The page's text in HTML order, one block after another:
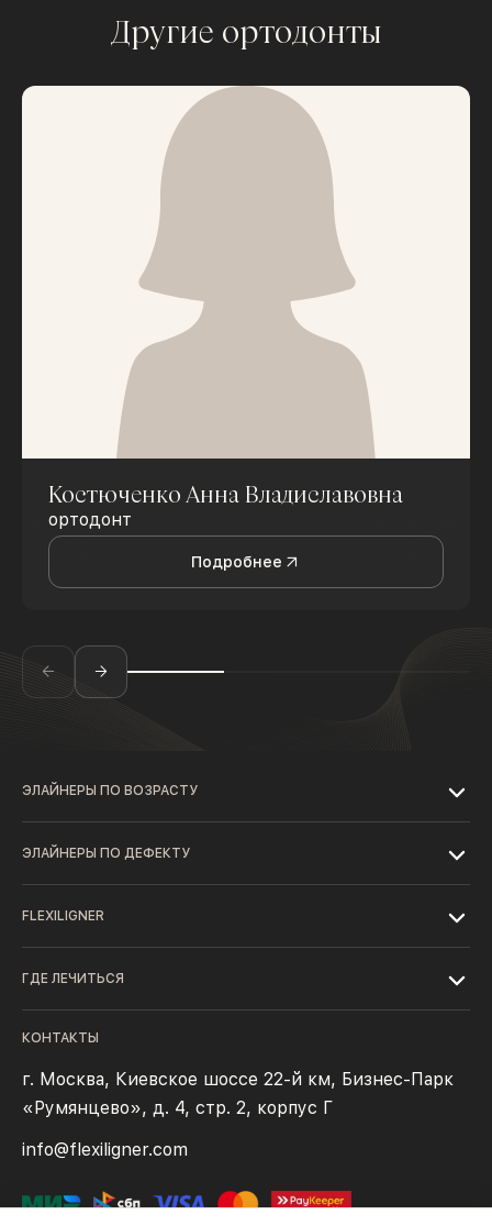
Другие ортодонты
Костюченко Анна Владиславовна
ортодонт
Подробнее
ЭЛАЙНЕРЫ ПО ВОЗРАСТУ
ЭЛАЙНЕРЫ ПО ДЕФЕКТУ
FLEXILIGNER
ГДЕ ЛЕЧИТЬСЯ
КОНТАКТЫ
г. Москва, Киевское шоссе 22-й км, Бизнес-Парк
«Румянцево», д. 4, стр. 2, корпус Г
info@flexiligner.com